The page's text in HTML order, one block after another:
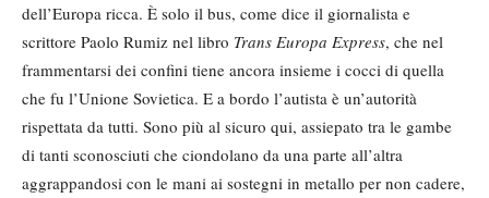
dell’Europa ricca. È solo il bus, come dice il giornalista e
scrittore Paolo Rumiz nel libro Trans Europa Express, che nel
frammentarsi dei confini tiene ancora insieme i cocci di quella
che fu l’Unione Sovietica. E a bordo l’autista è un’autorità
rispettata da tutti. Sono più al sicuro qui, assiepato tra le gambe
di tanti sconosciuti che ciondolano da una parte all’altra
aggrappandosi con le mani ai sostegni in metallo per non cadere,